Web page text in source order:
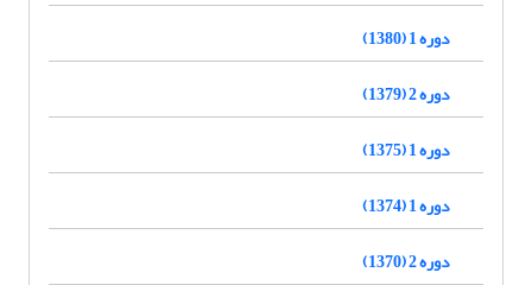
دوره 1 (1380)
دوره 2 (1379)
دوره 1 (1375)
دوره 1 (1374)
دوره 2 (1370)